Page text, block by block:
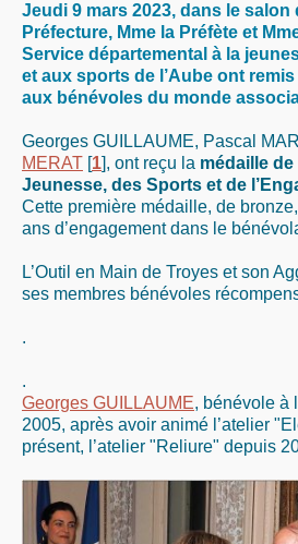
Jeudi 9 mars 2023, dans le salon
Préfecture, Mme la Préfète et
Service départemental à la
et aux sports de l’Aube ont
aux bénévoles du monde
Georges GUILLAUME, Pascal
MERAT [1], ont reçu la médaille
Jeunesse, des Sports et de
Cette première médaille, de
ans d’engagement dans le
L’Outil en Main de Troyes et son
ses membres bénévoles
.
.
Georges GUILLAUME, bénévole à
2005, après avoir animé l’atelier
présent, l’atelier "Reliure" depuis